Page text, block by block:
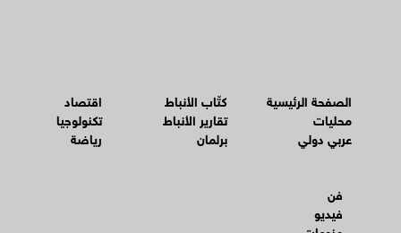
الصفحة الرئيسية
محليات
عربي دولي
كتّاب الأنباط
تقارير الأنباط
برلمان
اقتصاد
تكنولوجيا
رياضة
فن
فيديو